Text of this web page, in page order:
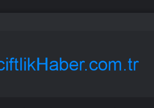
Şef sert konuştu, Esra yarışmayı terk etti